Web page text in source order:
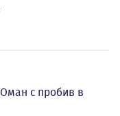
с пробив в